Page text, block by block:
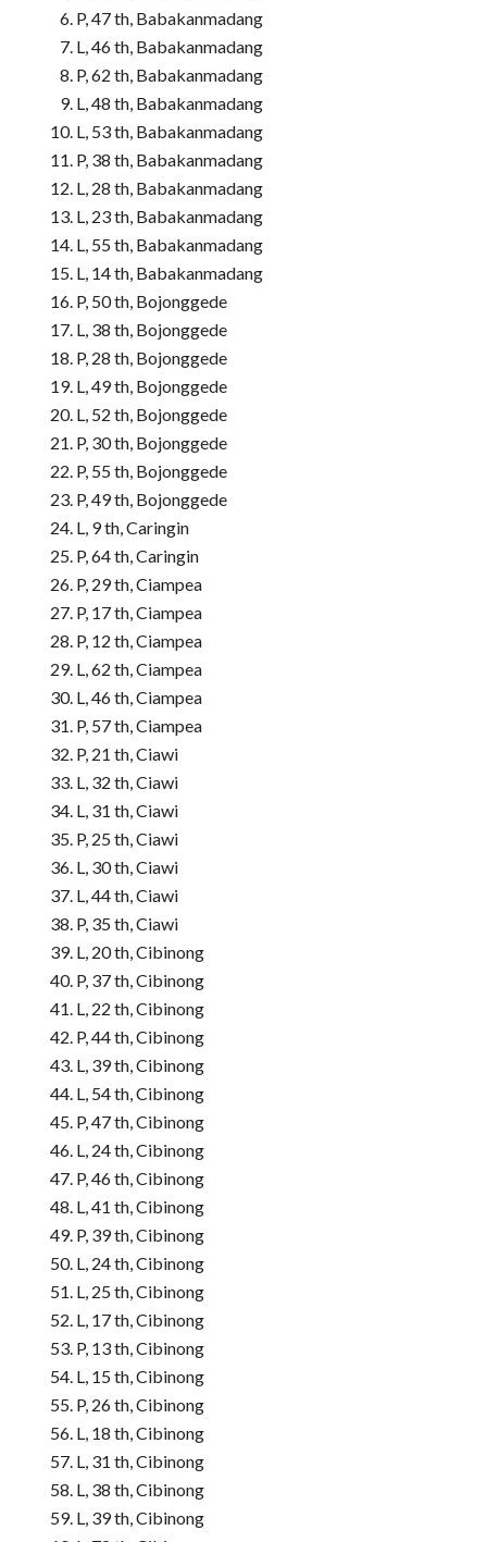
P, 47 th, Babakanmadang
L, 46 th, Babakanmadang
P, 62 th, Babakanmadang
L, 48 th, Babakanmadang
L, 53 th, Babakanmadang
P, 38 th, Babakanmadang
L, 28 th, Babakanmadang
L, 23 th, Babakanmadang
L, 55 th, Babakanmadang
L, 14 th, Babakanmadang
P, 50 th, Bojonggede
L, 38 th, Bojonggede
P, 28 th, Bojonggede
L, 49 th, Bojonggede
L, 52 th, Bojonggede
P, 30 th, Bojonggede
P, 55 th, Bojonggede
P, 49 th, Bojonggede
L, 9 th, Caringin
P, 64 th, Caringin
P, 29 th, Ciampea
P, 17 th, Ciampea
P, 12 th, Ciampea
L, 62 th, Ciampea
L, 46 th, Ciampea
P, 57 th, Ciampea
P, 21 th, Ciawi
L, 32 th, Ciawi
L, 31 th, Ciawi
P, 25 th, Ciawi
L, 30 th, Ciawi
L, 44 th, Ciawi
P, 35 th, Ciawi
L, 20 th, Cibinong
P, 37 th, Cibinong
L, 22 th, Cibinong
P, 44 th, Cibinong
L, 39 th, Cibinong
L, 54 th, Cibinong
P, 47 th, Cibinong
L, 24 th, Cibinong
P, 46 th, Cibinong
L, 41 th, Cibinong
P, 39 th, Cibinong
L, 24 th, Cibinong
L, 25 th, Cibinong
L, 17 th, Cibinong
P, 13 th, Cibinong
L, 15 th, Cibinong
P, 26 th, Cibinong
L, 18 th, Cibinong
L, 31 th, Cibinong
L, 38 th, Cibinong
L, 39 th, Cibinong